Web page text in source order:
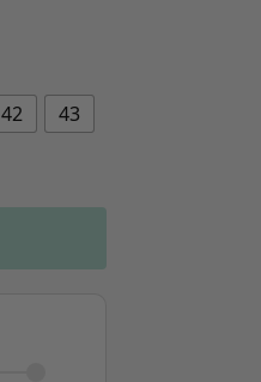
42
43